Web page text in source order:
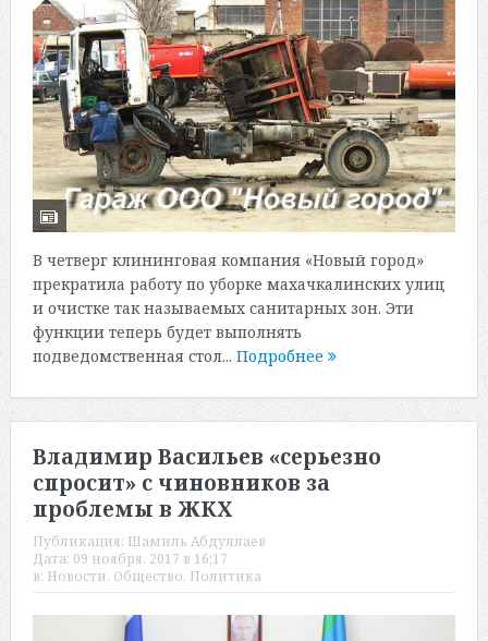
В четверг клининговая компания «Новый город»
прекратила работу по уборке махачкалинских улиц
и очистке так называемых санитарных зон. Эти
функции теперь будет выполнять
подведомственная стол... Подробнее
Владимир Васильев «серьезно
спросит» с чиновников за
проблемы в ЖКХ
Публикация: Шамиль Абдуллаев
Дата: 09 ноября, 2017 в 16:17
в: Новости, Общество, Политика